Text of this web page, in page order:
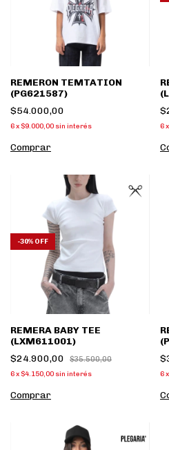
REMERON TEMTATION
(PG621587)
$54.000,00
6x $9.000,00 sin interés
Comprar
6 x
-30% OFF
REMERA BABY TEE
(LXM611001)
$24.900,00
$35.500,00
6x $4.150,00 sin interés
Comprar
6 x